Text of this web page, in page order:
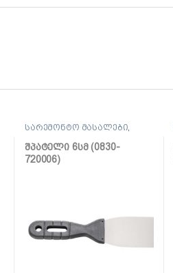
სარემონტო მასალები,
ქაფჩა
შპატელი 6სმ (0830-
720006)